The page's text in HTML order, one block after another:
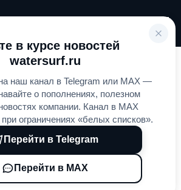
в курсе новостей
watersurf.ru
наш канал в Telegram или MAX —
о пополнениях, полезном
компании. Канал в MAX
ограничениях «белых списков».
Перейти в Telegram
Перейти в MAX
Электросерфы
RÄVIK Adventure